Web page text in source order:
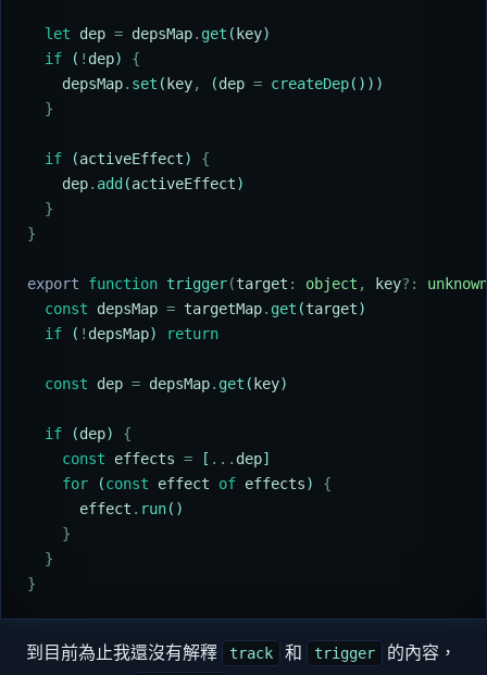
  let
dep = depsMap. get ( key)
  if
( ! dep) {
    depsMap
. set ( key, (dep = createDep()))
  }
  if
(activeEffect) {
    dep
. add (activeEffect)
  }
}
export function trigger(target : object , key?:
unknown
  const
depsMap = targetMap. get (target)
  if
( ! depsMap) return
  const
dep = depsMap. get ( key)
  if
(dep) {
    const
effects = [ ... dep]
    for
(const effect of effects) {
      effect
. run()
    }
  }
}
到目前為止我還沒有解釋 track 和 trigger
的內容，